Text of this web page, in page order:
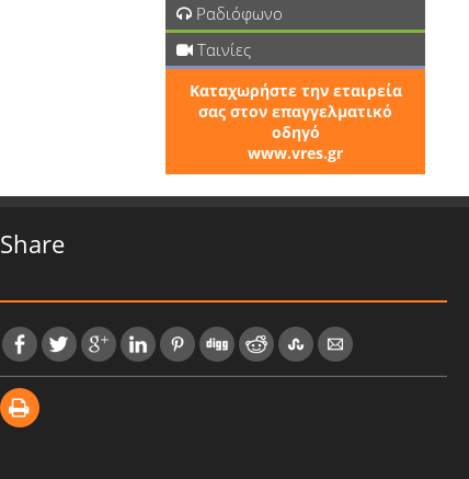
Ραδιόφωνο
Ταινίες
Καταχωρήστε την εταιρεία
σας στον επαγγελματικό
οδηγό
www.vres.gr
Share